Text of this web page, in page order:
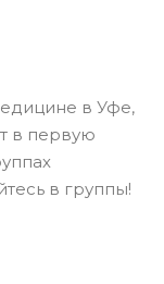
в Уфе,
в первую
в группы!